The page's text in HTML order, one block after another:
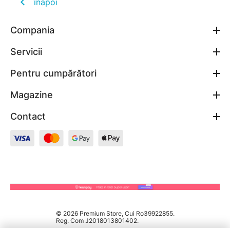
înapoi
Compania
Servicii
Pentru cumpărători
Magazine
Contact
© 2026 Premium Store, Cui Ro39922855.
Reg. Com J2018013801402.